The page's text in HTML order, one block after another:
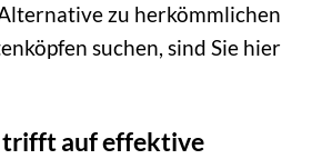
zu herkömmlichen
suchen, sind Sie hier
auf effektive